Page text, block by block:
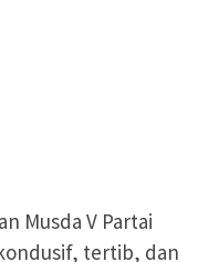
Musda V Partai
tertib, dan